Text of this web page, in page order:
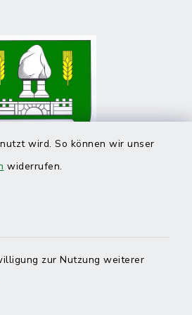
wird. So können wir unser
widerrufen.
zur Nutzung weiterer